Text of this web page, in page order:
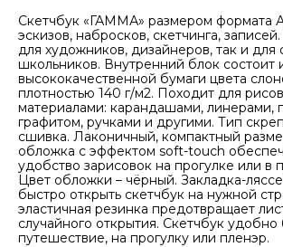
Скетчбук «ГАММА» размером формата
эскизов, набросков, скетчинга,
для художников, дизайнеров, так и для
школьников. Внутренний блок состоит
высококачественной бумаги цвета
плотностью 140 г/м2. Походит для
материалами: карандашами, линерами,
графитом, ручками и другими. Тип
сшивка. Лаконичный, компактный
обложка с эффектом soft-touch
удобство зарисовок на прогулке или в
Цвет обложки – чёрный. Закладка-
быстро открыть скетчбук на нужной
эластичная резинка предотвращает
случайного открытия. Скетчбук удобно
путешествие, на прогулку или пленэр.